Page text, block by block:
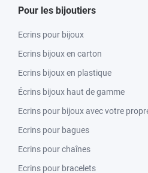
Pour les bijoutiers
Ecrins pour bijoux
Ecrins bijoux en carton
Ecrins bijoux en plastique
Écrins bijoux haut de gamme
Ecrins pour bijoux avec votre
Ecrins pour bagues
Ecrins pour chaînes
Ecrins pour bracelets